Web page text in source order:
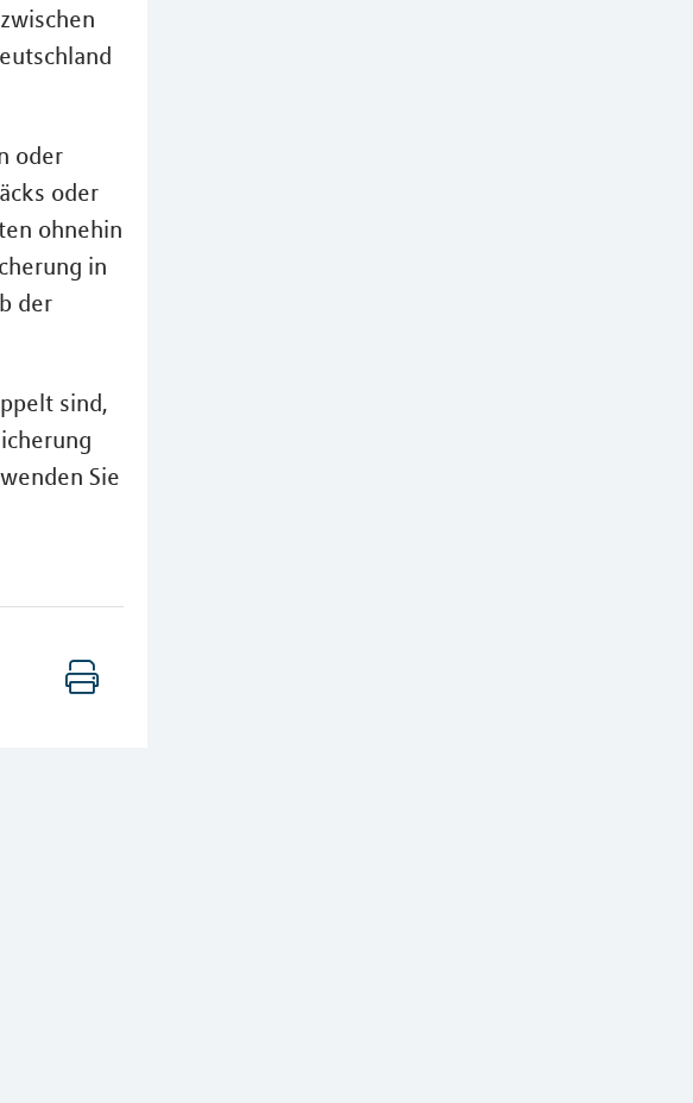
oder
oder
ohnehin
in
der
sind,
Sie